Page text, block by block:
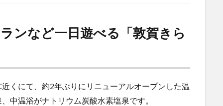
ンなど一日遊べる「敦賀きら
くにて、約2年ぶりにリニューアルオープンした温
中温浴がナトリウム炭酸水素塩泉です。